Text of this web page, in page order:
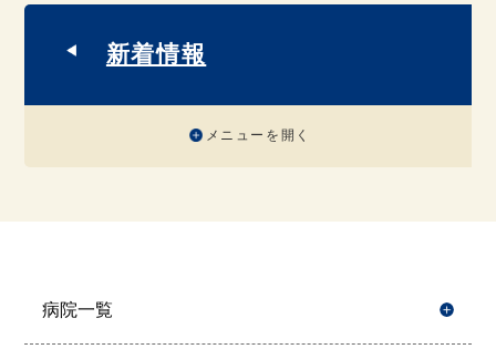
新着情報
メニューを開く
病院一覧